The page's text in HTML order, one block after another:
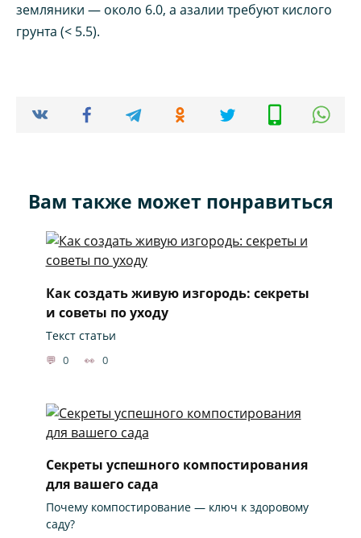
земляники — около 6.0, а азалии требуют кислого
грунта (< 5.5).
Вам также может понравиться
Как создать живую изгородь: секреты
и советы по уходу
Текст статьи
0 0
Секреты успешного компостирования
для вашего сада
Почему компостирование — ключ к здоровому
саду?